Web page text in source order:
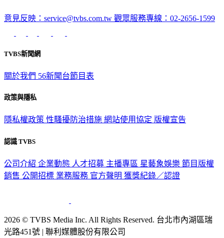
意見反映：service@tvbs.com.tw 觀眾服務專線：02-2656-1599
TVBS新聞網
關於我們 56新聞台節目表
政策與隱私
隱私權政策 性騷擾防治措施 網站使用協定 版權宣告
認識 TVBS
公司介紹 企業動態 人才招募 主播專區 星藝象娛樂 節目版權
銷售 公開招標 業務服務 官方聲明 獲獎紀錄／認證
2026 © TVBS Media Inc. All Rights Reserved. 台北市內湖區瑞
光路451號 | 聯利媒體股份有限公司